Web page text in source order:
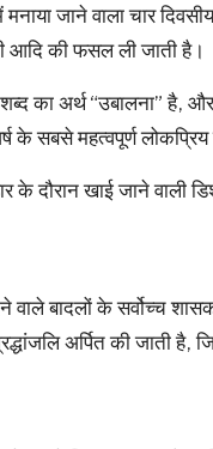
मनाया जाने वाला चार
आदि की फसल ली जाती है।
शब्द का अर्थ
के सबसे महत्वपूर्ण
के दौरान खाई जाने वाली
वाले बादलों के सर्वोच्च
अर्पित की जाती